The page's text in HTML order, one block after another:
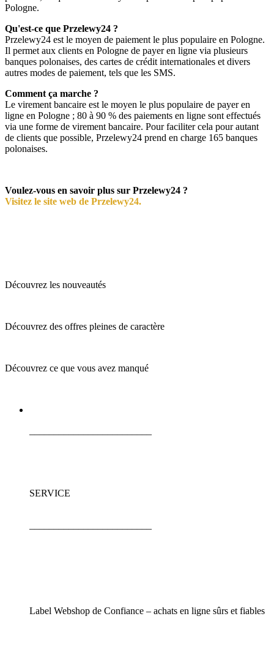
Pologne.
Qu'est-ce que Przelewy24 ?
Przelewy24 est le moyen de paiement le plus populaire en Pologne.
Il permet aux clients en Pologne de payer en ligne via plusieurs
banques polonaises, des cartes de crédit internationales et divers
autres modes de paiement, tels que les SMS.
Comment ça marche ?
Le virement bancaire est le moyen le plus populaire de payer en
ligne en Pologne ; 80 à 90 % des paiements en ligne sont effectués
via une forme de virement bancaire. Pour faciliter cela pour autant
de clients que possible, Przelewy24 prend en charge 165 banques
polonaises.
Voulez-vous en savoir plus sur Przelewy24 ?
Visitez le site web de Przelewy24.
Découvrez les nouveautés
Découvrez des offres pleines de caractère
Découvrez ce que vous avez manqué
SERVICE
Label Webshop de Confiance – achats en ligne sûrs et fiables